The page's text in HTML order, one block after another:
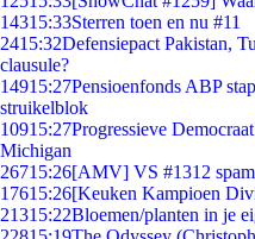
14315:33Sterren toen en nu #11
2415:32Defensiepact Pakistan,
clausule?
14915:27Pensioenfonds ABP
struikelblok
10915:27Progressieve
Michigan
26715:26[AMV] VS #1312
17615:26[Keuken Kampioen
21315:22Bloemen/planten in je